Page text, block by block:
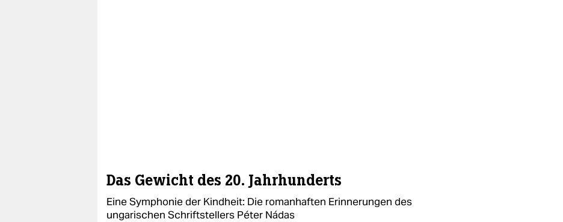
Das Gewicht des 20. Jahrhunderts
Eine Symphonie der Kindheit: Die romanhaften Erinnerungen des
ungarischen Schriftstellers Péter Nádas